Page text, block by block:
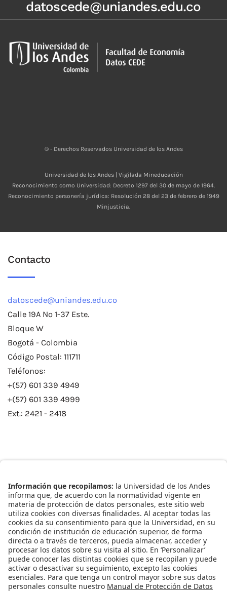
datoscede@uniandes.edu.co
© - Derechos Reservados Universidad de los Andes
Universidad de los Andes | Vigilada Mineducación
Reconocimiento como Universidad: Decreto 1297 del 30 de mayo de 1964.
Reconocimiento personería jurídica: Resolución 28 del 23 de febrero de 1949
Minjusticia.
Contacto
datoscede@uniandes.edu.co
Calle 19A No 1-37 Este.
Bloque W
Bogotá - Colombia
Código Postal: 111711
Teléfonos:
+(57) 601 339 4949
+(57) 601 339 4999
Ext.: 2421 - 2418
Catálogo de Datos
Observatorio Municipal
Solicitud Base Nueva